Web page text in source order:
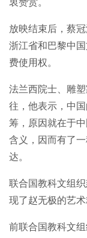
衷赞赏。
放映结束后，蔡
浙江省和巴黎中
费使用权。
法兰西院士、雕
往，他表示，中
筹，原因就在于
含义，因而有了
达。
联合国教科文组
现了赵无极的艺
前联合国教科文组